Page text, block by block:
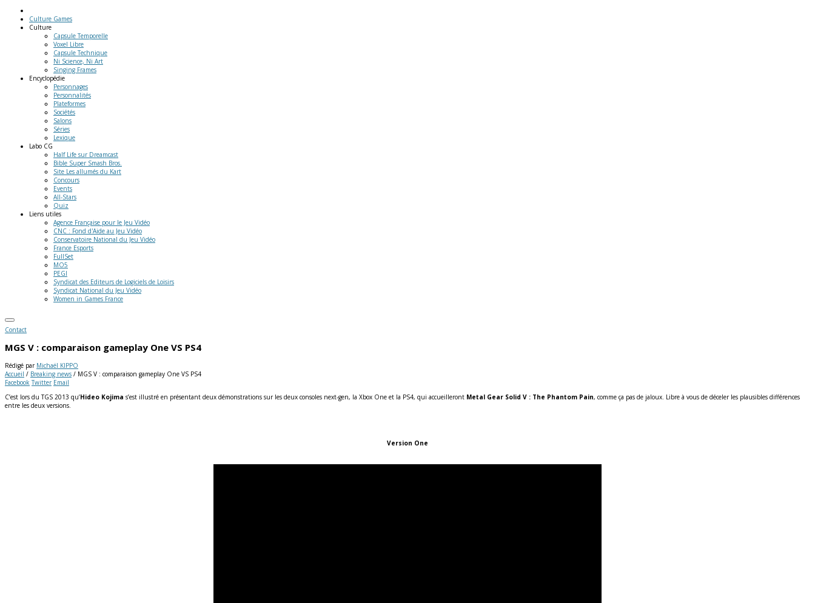
Culture Games
Culture
Capsule Temporelle
Voxel Libre
Capsule Technique
Ni Science, Ni Art
Singing Frames
Encyclopédie
Personnages
Personnalités
Plateformes
Sociétés
Salons
Séries
Lexique
Labo CG
Half Life sur Dreamcast
Bible Super Smash Bros.
Site Les allumés du Kart
Concours
Events
All-Stars
Quiz
Liens utiles
Agence Française pour le Jeu Vidéo
CNC : Fond d'Aide au Jeu Vidéo
Conservatoire National du Jeu Vidéo
France Esports
FullSet
MO5
PEGI
Syndicat des Editeurs de Logiciels de Loisirs
Syndicat National du Jeu Vidéo
Women in Games France
Contact
MGS V : comparaison gameplay One VS PS4
Rédigé par Michaël KIPPO
Accueil / Breaking news / MGS V : comparaison gameplay One VS PS4
Facebook Twitter Email
C’est lors du TGS 2013 qu’Hideo Kojima s’est illustré en présentant deux démonstrations sur les deux consoles next-gen, la Xbox One et la PS4, qui accueilleront Metal Gear Solid V : The Phantom Pain, comme ça pas de jaloux. Libre à vous de déceler les plausibles différences
entre les deux versions.
Version One